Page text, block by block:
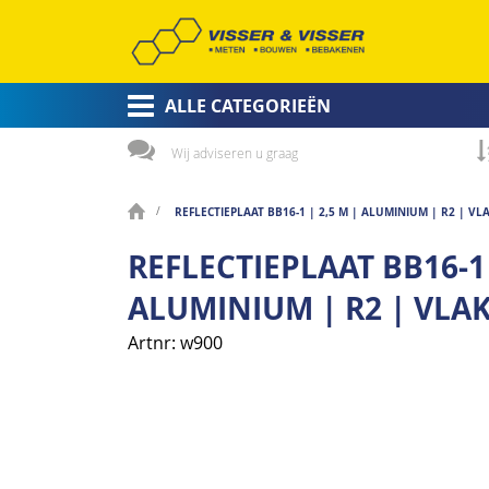
ALLE CATEGORIEËN
Wij adviseren u graag
REFLECTIEPLAAT BB16-1 | 2,5 M | ALUMINIUM | R2 |
REFLECTIEPLAAT
ALUMINIUM | R2 |
Artnr w900